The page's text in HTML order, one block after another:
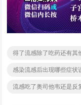
得了流感除了吃药还有其
感染流感后出现哪些症状
流感吃了奥司他韦还是反